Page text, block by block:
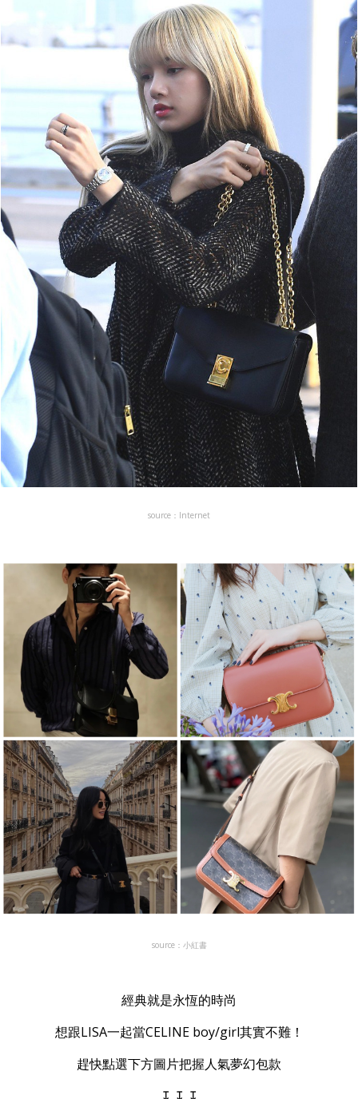
source：Internet
source：小紅書
經典就是永恆的時尚
想跟LISA一起當CELINE boy/girl其實不難！
趕快點選下方圖片把握人氣夢幻包款